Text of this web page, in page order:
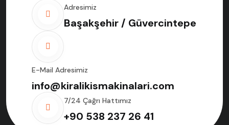
Adresimiz
Başakşehir / Güvercintepe
E-Mail Adresimiz
info@kiralikismakinalari.com
7/24 Çağrı Hattımız
+90 538 237 26 41